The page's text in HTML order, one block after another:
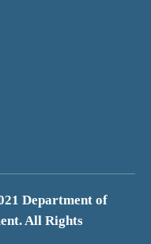
Department of
All Rights